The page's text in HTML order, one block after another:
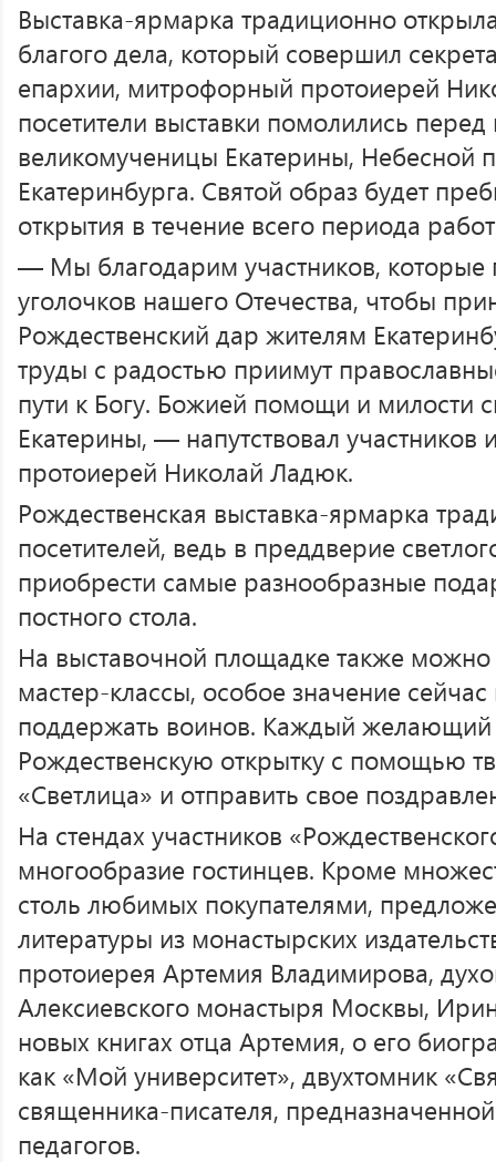
Выставка-ярмарка традиционно
благого дела, который совершил
епархии, митрофорный протоиерей
посетители выставки помолились перед
великомученицы Екатерины, Небесной
Екатеринбурга. Святой образ будет
открытия в течение всего периода
— Мы благодарим участников, которые
уголочков нашего Отечества, чтобы
Рождественский дар жителям
труды с радостью приимут
пути к Богу. Божией помощи и милости
Екатерины, — напутствовал участников
протоиерей Николай Ладюк.
Рождественская выставка-ярмарка
посетителей, ведь в преддверие
приобрести самые разнообразные
постного стола.
На выставочной площадке также можно
мастер-классы, особое значение
поддержать воинов. Каждый желающий
Рождественскую открытку с помощью
«Светлица» и отправить свое
На стендах участников
многообразие гостинцев. Кроме
столь любимых покупателями,
литературы из монастырских
протоиерея Артемия Владимирова,
Алексиевского монастыря Москвы,
новых книгах отца Артемия, о его
как «Мой университет», двухтомник
священника-писателя,
педагогов.